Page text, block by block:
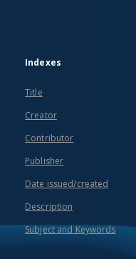
Indexes
Title
Creator
Contributor
Publisher
Date issued/created
Description
Subject and Keywords